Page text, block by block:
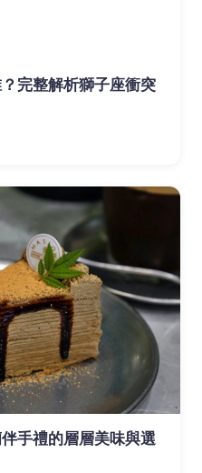
完整解析獅子座衝突
手禮的層層美味與選